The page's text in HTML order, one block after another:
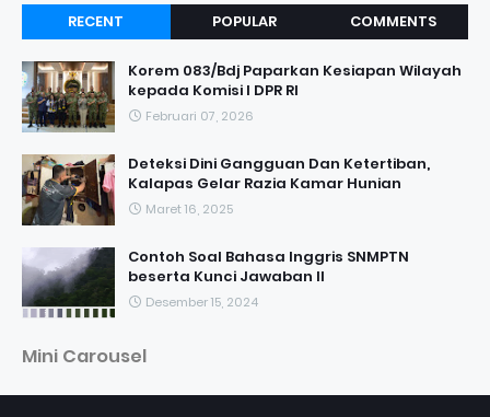
RECENT POPULAR COMMENTS
Korem 083/Bdj Paparkan Kesiapan Wilayah
kepada Komisi I DPR RI
Februari 07, 2026
Deteksi Dini Gangguan Dan Ketertiban,
Kalapas Gelar Razia Kamar Hunian
Maret 16, 2025
Contoh Soal Bahasa Inggris SNMPTN
beserta Kunci Jawaban II
Desember 15, 2024
Mini Carousel